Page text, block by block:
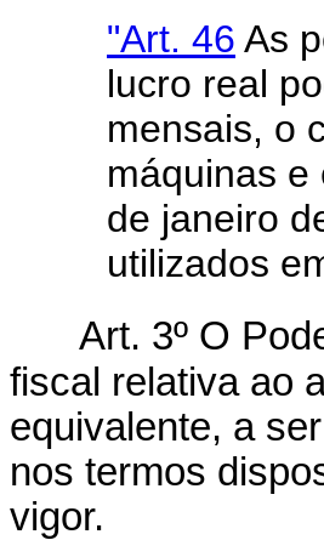
"Art. 46 As
lucro real
mensais, o
máquinas e
de janeiro
utilizados
Art. 3º O
fiscal relativa ao
equivalente, a
nos termos
vigor.